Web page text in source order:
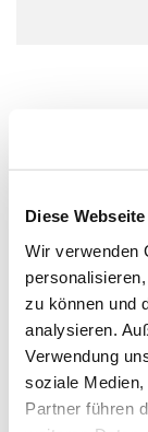
Diese
Wir verwenden
zu können und
analysieren.
Verwendung
soziale
Partner führen